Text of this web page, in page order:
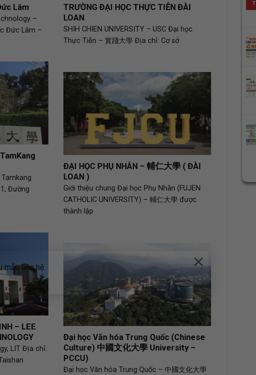
mẫu liên hệ. ×
Lâm
–
Đức Lâm –
TRƯỜNG ĐẠI HỌC THỰC TIỄN ĐÀI
LOAN
SHIH CHIEN UNIVERSITY – USC Đại học
Thực Tiễn – 實踐大學 Địa chỉ: Cơ sở
Đường
ĐẠI HỌC PHỤ NHÂN – 輔仁大學 ( ĐÀI
LOAN )
Giới thiệu chung Đại học Phụ Nhân (FUJEN
CATHOLIC UNIVERSITY) – 輔仁大學 được
thành lập
– LEE
LIT Địa chỉ:
Đại học Văn hóa Trung Quốc (Chinese
Culture) 中國文化大學 University –
PCCU)
Đại học Văn hóa Trung Quốc – 中國文化大學